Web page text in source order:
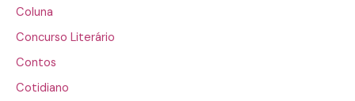
Coluna
Concurso Literário
Contos
Cotidiano